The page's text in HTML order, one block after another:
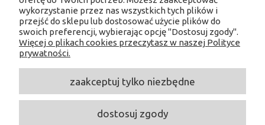
SOCIAL MEDIA
Facebook
Linkedin
Youtube
wykorzystanie przez nas wszystkich tych plików i
przejść do sklepu lub dostosować użycie plików do
swoich preferencji, wybierając opcję "Dostosuj zgody".
Więcej o plikach cookies przeczytasz w naszej Polityce
prywatności.
zaakceptuj tylko niezbędne
dostosuj zgody